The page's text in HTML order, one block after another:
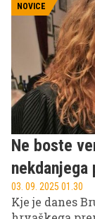
NOVICE
Ne boste
nekdanjega
03. 09. 2025 01.30
Kje je danes